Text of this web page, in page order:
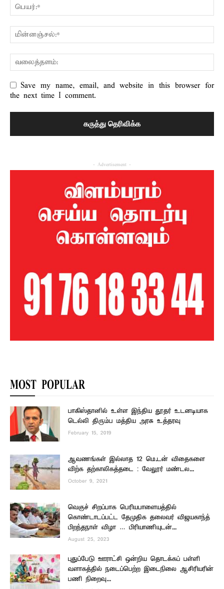
Save my name, email, and website in this browser for
the next time I comment.
- Advertisement -
MOST POPULAR
பாகிஸ்தானில் உள்ள இந்திய தூதர் உடனடியாக
டெல்லி திரும்ப மத்திய அரசு உத்தரவு
February 15, 2019
ஆவணங்கள் இல்லாத 12 மெ.டன் விதைகளை
விற்க தற்காலிகத்தடை : வேலூர் மண்டல...
October 9, 2021
வெகுச் சிறப்பாக பெரியபாளையத்தில்
கொண்டாடப்பட்ட தேமுதிக தலைவர் விஜயகாந்த்
பிறந்தநாள் விழா … பிரியாணியுடன்...
August 25, 2023
புதுப்பேடு ஊராட்சி ஒன்றிய தொடக்கப் பள்ளி
வளாகத்தில் நடைப்பெற்ற இடைநிலை ஆசிரியரின்
பணி நிறைவு...